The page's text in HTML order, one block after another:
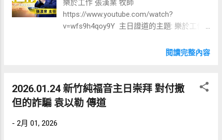
卻極度不平安。後來發現他當時的平安是來
自於「強烈的欲望掩蓋了神的聲音」。他以
神警告危險的聲音。 三、 面對壓力與征
戰的信心 • 爭戰得勝的神 ：講員提到在鴻海
盤」與放話威脅他，他鼓勵員工：「誰管誰
還不知道」，並透過禱告宣告神的權柄。...
去工作的動力。要衡量工作是否有意義與價
值，可以透過以下兩個面向來思考： • 是否
強調凡事都可行，但要追求造就人與別人的
讓許多年輕人沉迷受困，最終選擇辭職回韓
國。 ◦ 職場倫理： 牧師也討論了基督徒是
否能開當舖或飯店，認為關鍵在於其行為是
樂於工作 張漢業 牧師
https://www.youtube.com/watch?
v=wfs9h4qoy9Y 主日證道的主題: 樂於工作
在世上待最久的地方，因此基督徒不應只看
（Money）、意義與價值（Meaning），以及
使命（Mission）。本次講道重點聚焦於第一
個 M：金錢與工作的關係。 一、 工作的三
閱讀完整內容
2026.01.24 新竹純福音主日崇拜 對付撒
但的詐騙 袁以勒 傳道
- 2月 01, 2026